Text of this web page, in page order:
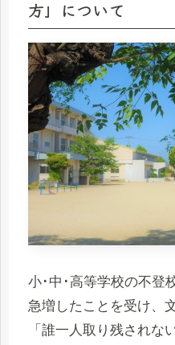
方」について
小･中･高等学校の不登
急増したことを受け、
「誰一人取り残されな